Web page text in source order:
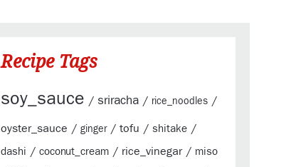
Recipe Tags
soy_sauce / sriracha / rice_noodles /
oyster_sauce / ginger/ tofu / shitake /
dashi / coconut_cream / rice_vinegar/ miso